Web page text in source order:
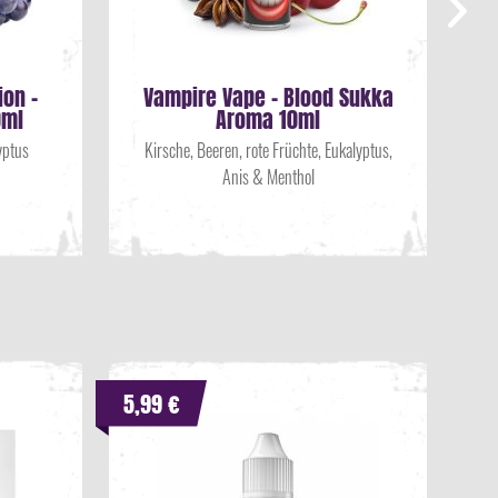
- Vampire Vape - Blood Sukka
Aroma 10ml
Kirsche, Beeren, rote Früchte, Eukalyptus,
Anis & Menthol
5,99 €